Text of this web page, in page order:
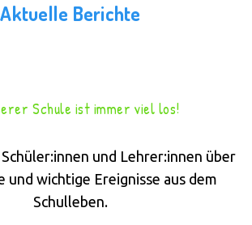
Aktuelle Berichte
Schule ist immer viel los!
und Lehrer:innen über
und wichtige Ereignisse aus dem
Schulleben.